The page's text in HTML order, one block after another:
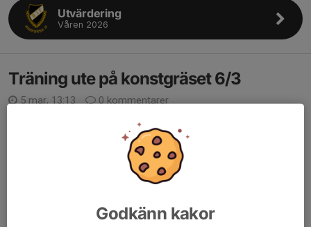
Utvärdering
Våren 2026
Träning ute på konstgräset 6/3
5 mar, 13:13
0 kommentarer
Då det nalkas fint väder är morgondagens teknikträning utflyttad
till Rimaster Arena konstgräs
Teknikträning 2010-2012
Godkänn kakor